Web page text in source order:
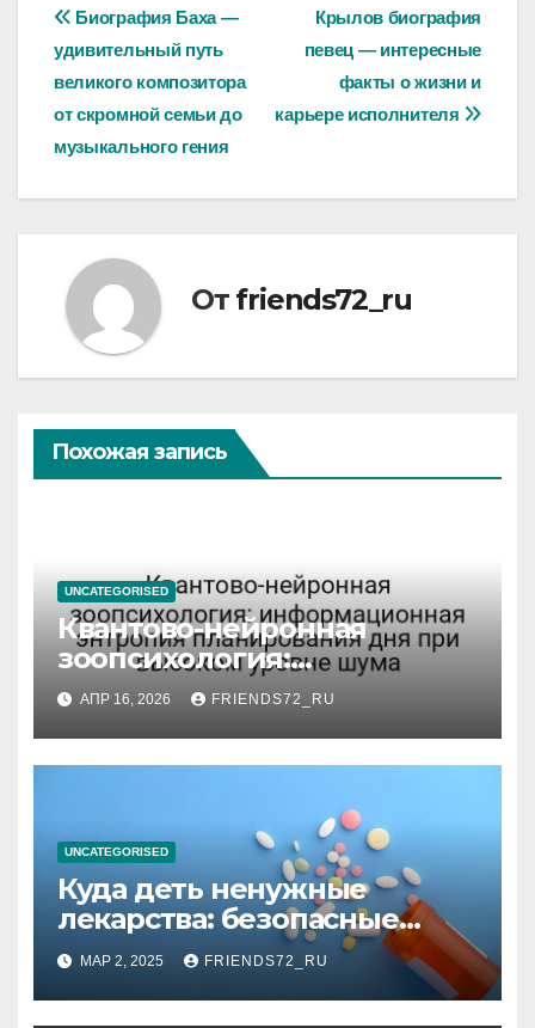
Навигация
по
записям
Крылов биография
певец — интересные
факты о жизни и
карьере исполнителя
Биография Баха —
удивительный путь
великого композитора
от скромной семьи до
музыкального гения
От friends72_ru
Похожая запись
UNCATEGORISED
Квантово-нейронная
зоопсихология:
информационная энтропия
планирования дня при
высоком уровне шума
АПР 16, 2026 FRIENDS72_RU
UNCATEGORISED
Куда деть ненужные
лекарства: безопасные
способы утилизации
МАР 2, 2025 FRIENDS72_RU